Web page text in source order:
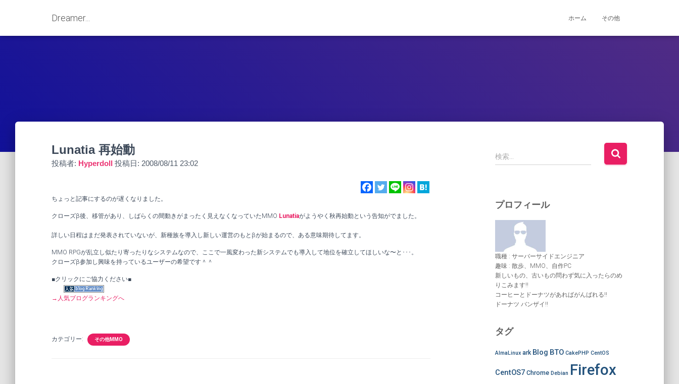
Dreamer... ホーム その他
Lunatia 再始動
投稿者: Hyperdoll 投稿日: 2008/08/11 23:02
ちょっと記事にするのが遅くなりました。
クローズβ後、移管があり、しばらくの間動きがまったく見えなくなっていたMMO Lunatiaがようやく秋再始動という告知がでました。
詳しい日程はまだ発表されていないが、新種族を導入し新しい運営のもとβが始まるので、ある意味期待してます。
MMO RPGが乱立し似たり寄ったりなシステムなので、ここで一風変わった新システムでも導入して地位を確立してほしいな〜と･･･。
クローズβ参加し興味を持っているユーザーの希望です＾＾
■クリックにご協力ください■
→人気ブログランキングへ
カテゴリー: その他MMO
検
索
検索…
プロフィール
職種 : サーバーサイドエンジニア
趣味 : 散歩、MMO、自作PC
新しいもの、古いもの問わず気に入ったらのめ
りこみます!!
コーヒーとドーナツがあればがんばれる!!
ドーナツ バンザイ!!
タグ
AlmaLinux ark Blog BTO CakePHP CentOS
CentOS7 Chrome Debian Firefox